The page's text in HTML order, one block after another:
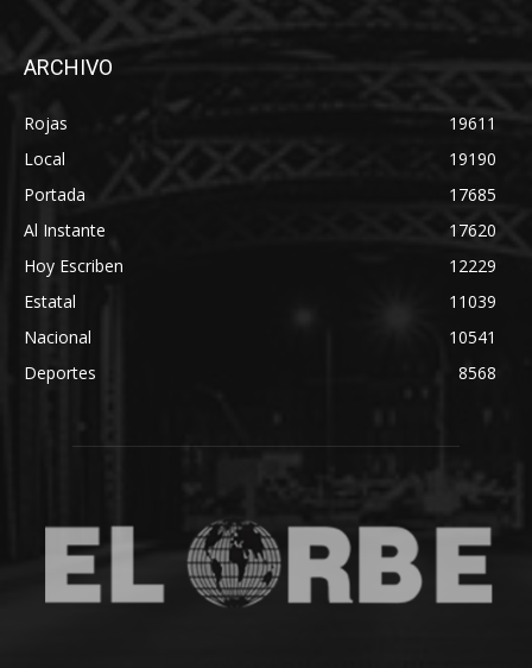
ARCHIVO
Rojas
19611
Local
19190
Portada
17685
Al Instante
17620
Hoy Escriben
12229
Estatal
11039
Nacional
10541
Deportes
8568